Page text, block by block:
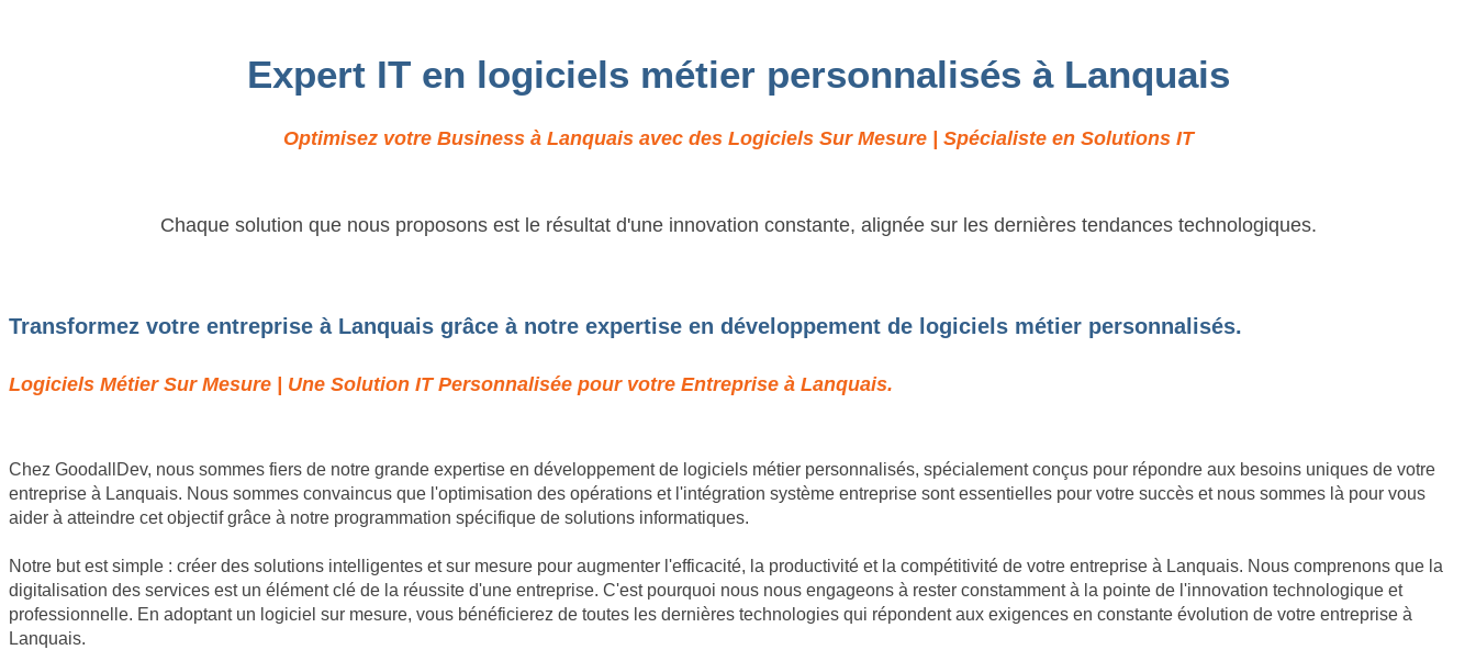
Expert IT en logiciels métier personnalisés à Lanquais
Optimisez votre Business à Lanquais avec des Logiciels Sur Mesure | Spécialiste en Solutions IT
Chaque solution que nous proposons est le résultat d'une innovation constante, alignée sur les dernières tendances technologiques.
Transformez votre entreprise à Lanquais grâce à notre expertise en développement de logiciels métier personnalisés.
Logiciels Métier Sur Mesure | Une Solution IT Personnalisée pour votre Entreprise à Lanquais.
Chez GoodallDev, nous sommes fiers de notre grande expertise en développement de logiciels métier personnalisés, spécialement conçus pour répondre aux besoins uniques de votre
entreprise à Lanquais. Nous sommes convaincus que l'optimisation des opérations et l'intégration système entreprise sont essentielles pour votre succès et nous sommes là pour vous
aider à atteindre cet objectif grâce à notre programmation spécifique de solutions informatiques.
Notre but est simple : créer des solutions intelligentes et sur mesure pour augmenter l'efficacité, la productivité et la compétitivité de votre entreprise à Lanquais. Nous comprenons que la
digitalisation des services est un élément clé de la réussite d'une entreprise. C'est pourquoi nous nous engageons à rester constamment à la pointe de l'innovation technologique et
professionnelle. En adoptant un logiciel sur mesure, vous bénéficierez de toutes les dernières technologies qui répondent aux exigences en constante évolution de votre entreprise à
Lanquais.